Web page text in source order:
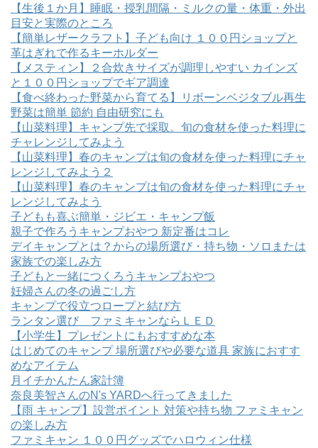
【生後１か月】睡眠・授乳間隔・ミルクの量・体重・外出
目安と実際のところ
【簡単レザークラフト】子ども向け １００円ショップと
革はぎれで作るキーホルダー
【メスティン】２合炊きサイズが調理しやすい カインズ
と１００円ショップでギア調達
【食べ終わった野菜から育てる】リボーンベジタブル再生
野菜は簡単 節約 自由研究にも
【山菜料理】キャンプ先で採取。旬の食材を使った料理に
チャレンジしてみよう
【山菜料理】春のキャンプは旬の食材を使った料理にチャ
レンジしてみよう２
【山菜料理】春のキャンプは旬の食材を使った料理にチャ
レンジしてみよう
子どもも喜ぶ簡単・ジビエ・キャンプ飯
親子で作ろうキャンプおやつ 新定番はコレ
デイキャンプとは？からの場所選び・持ち物・ソロまたは
家族での楽しみ方
子どもと一緒につくろうキャンプおやつ
妊婦さんの冬の過ごし方
キャンプで役立つロープと結び方
ランタン選び ファミキャンならＬＥＤ
【小学生】プレゼントにもおすすめな本
はじめてのキャンプ 場所選びや必要な道具 家族におすす
めなアイテム
月イチかんたん家計簿
奈良美智さんのN's YARDへ行ってきました
【雨 キャンプ】設営ポイント 対策や持ち物 ファミキャン
の楽しみ方
ファミキャン １００円グッズでハロウィン仕様